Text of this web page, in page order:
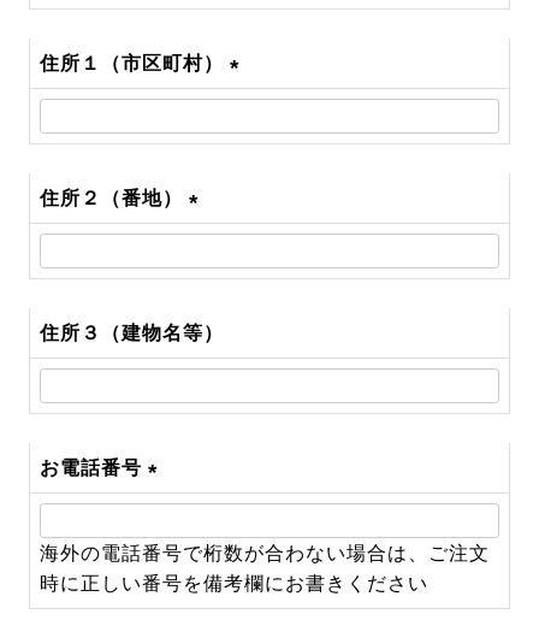
住所１（市区町村）
(必
須)
住所２（番地）
(必
須)
住所３（建物名等）
お電話番号
(必
須)
海外の電話番号で桁数が合わない場合は、ご注文
時に正しい番号を備考欄にお書きください